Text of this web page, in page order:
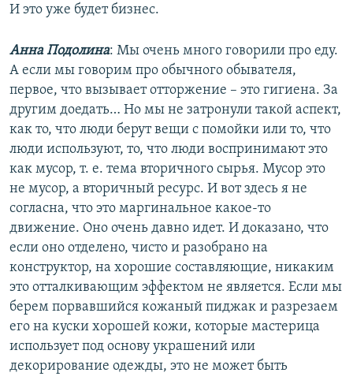
И это уже будет бизнес.
Анна Подолина: Мы очень много говорили про еду.
А если мы говорим про обычного обывателя,
первое, что вызывает отторжение – это гигиена. За
другим доедать… Но мы не затронули такой аспект,
как то, что люди берут вещи с помойки или то, что
люди используют, то, что люди воспринимают это
как мусор, т. е. тема вторичного сырья. Мусор это
не мусор, а вторичный ресурс. И вот здесь я не
согласна, что это маргинальное какое-то
движение. Оно очень давно идет. И доказано, что
если оно отделено, чисто и разобрано на
конструктор, на хорошие составляющие, никаким
это отталкивающим эффектом не является. Если мы
берем порвавшийся кожаный пиджак и разрезаем
его на куски хорошей кожи, которые мастерица
использует под основу украшений или
декорирование одежды, это не может быть